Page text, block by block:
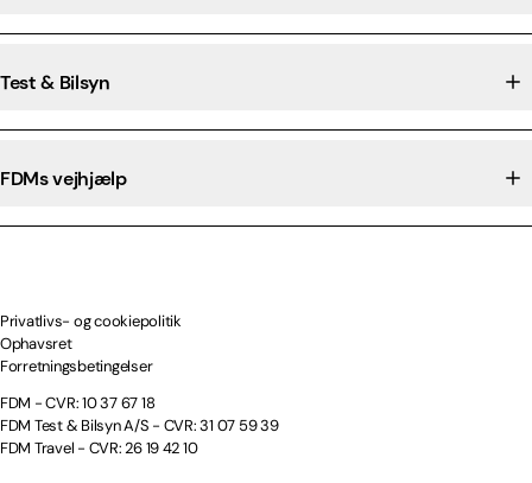
Test & Bilsyn
FDMs vejhjælp
Privatlivs- og cookiepolitik
Ophavsret
Forretningsbetingelser
FDM - CVR: 10 37 67 18
FDM Test & Bilsyn A/S - CVR: 31 07 59 39
FDM Travel - CVR: 26 19 42 10